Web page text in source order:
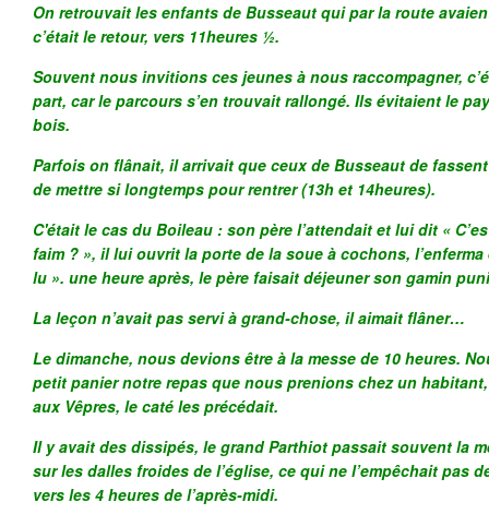
On retrouvait les enfants de Busseaut qui par la route
c’était le retour, vers 11heures ½.
Souvent nous invitions ces jeunes à nous raccompagner,
part, car le parcours s’en trouvait rallongé. Ils évitaient le
bois.
Parfois on flânait, il arrivait que ceux de Busseaut de
de mettre si longtemps pour rentrer (13h et 14heures).
C'était le cas du Boileau : son père l’attendait et lui dit «
faim ? », il lui ouvrit la porte de la soue à cochons,
lu ». une heure après, le père faisait déjeuner son gamin
La leçon n’avait pas servi à grand-chose, il aimait flâner…
Le dimanche, nous devions être à la messe de 10 heures.
petit panier notre repas que nous prenions chez un
aux Vêpres, le caté les précédait.
Il y avait des dissipés, le grand Parthiot passait souvent la
sur les dalles froides de l’église, ce qui ne l’empêchait pas
vers les 4 heures de l’après-midi.